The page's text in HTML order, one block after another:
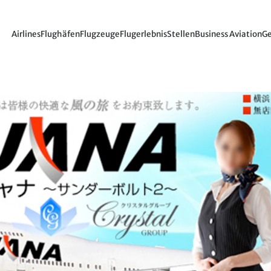
AirlinesFlughäfenFlugzeugeFlugerlebnisStellenBusiness Aviation